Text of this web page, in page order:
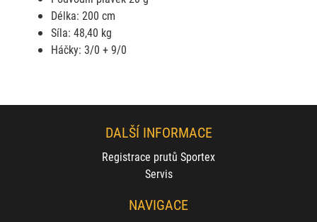
Délka: 200 cm
Síla: 48,40 kg
Háčky: 3/0 + 9/0
DALŠÍ INFORMACE
Registrace prutů Sportex
Servis
NAVIGACE